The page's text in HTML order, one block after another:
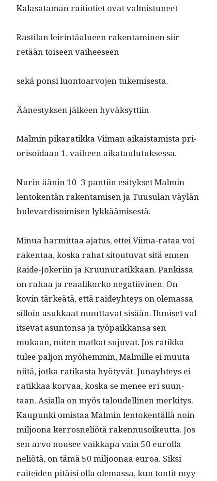
Kalasa­ta­man raiti­oti­et ovat valmistuneet
Rasti­lan leir­in­täalueen rak­en­t­a­mi­nen siir­
retään toiseen vaiheeseen
sekä pon­si luon­toar­vo­jen tukemisesta.
Äänestyk­sen jäl­keen hyväksyttiin
Malmin pikaratik­ka Viiman aikaistamista pri­
or­isoidaan 1. vai­heen aikataulutuksessa.
Nurin äänin 10–3 pan­ti­in esi­tyk­set Malmin
lento­ken­tän rak­en­tamisen ja Tuusu­lan väylän
bule­vardis­oimisen lykkäämisestä.
Min­ua har­mit­taa aja­tus, ettei Viima-rataa voi
rak­en­taa, kos­ka rahat sitoutu­vat sitä ennen
Raide-Jok­eri­in ja Kru­unuratikkaan. Pankissa
on rahaa ja reaa­liko­rko negati­ivi­nen. On
kovin tärkeätä, että raidey­hteys on ole­mas­sa
sil­loin asukkaat muut­ta­vat sisään. Ihmiset val­
it­se­vat asun­ton­sa ja työ­paikkansa sen
mukaan, miten matkat suju­vat. Jos ratik­ka
tulee paljon myöhem­min, Malmille ei muu­ta
niitä, jot­ka ratikas­ta hyö­tyvät. Junay­hteys ei
ratikkaa kor­vaa, kos­ka se menee eri suun­
taan. Asial­la on myös taloudelli­nen merk­i­tys.
Kaupun­ki omis­taa Malmin lento­ken­täl­lä noin
miljoona ker­rosneliötä raken­nu­soikeut­ta. Jos
sen arvo nousee vaikka­pa vain 50 eurol­la
neliötä, on tämä 50 miljoon­aa euroa. Sik­si
raitei­den pitäisi olla ole­mas­sa, kun ton­tit myy­